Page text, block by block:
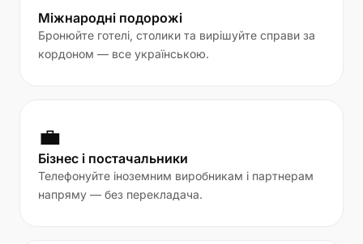
Міжнародні подорожі
Бронюйте готелі, столики та вирішуйте справи за
кордоном — все українською.
💼
Бізнес і постачальники
Телефонуйте іноземним виробникам і партнерам
напряму — без перекладача.